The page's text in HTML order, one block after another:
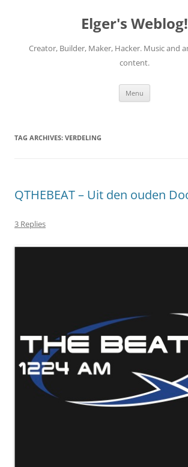
Elger's Weblog!
Creator, Builder, Maker, Hacker. Music and
content.
Menu
TAG ARCHIVES: VERDELING
QTHEBEAT – Uit den ouden
3 Replies